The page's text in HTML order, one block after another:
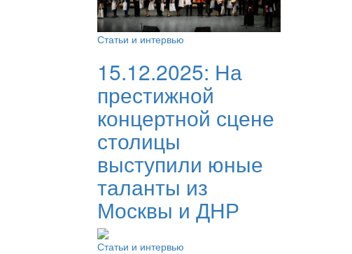
Статьи и интервью
15.12.2025: На
престижной
концертной сцене
столицы
выступили юные
таланты из
Москвы и ДНР
Статьи и интервью